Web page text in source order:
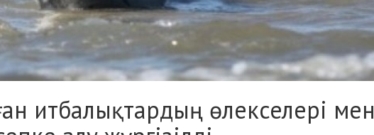
итбалықтардың өлекселері мен